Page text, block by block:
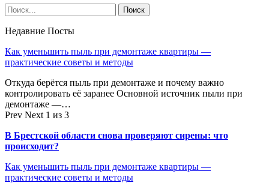
Недавние Посты
Как уменьшить пыль при демонтаже квартиры —
практические советы и методы
Откуда берётся пыль при демонтаже и почему важно
контролировать её заранее Основной источник пыли при
демонтаже —…
Prev Next 1 из 3
В Брестской области снова проверяют сирены: что
происходит?
Как уменьшить пыль при демонтаже квартиры —
практические советы и методы